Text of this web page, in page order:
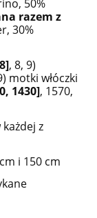
50%
razem z
30%
, 8, 9)
motki włóczki
1430], 1570,
z
i 150 cm